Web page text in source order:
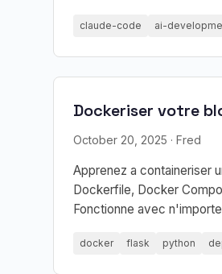
claude-code ai-
Dockeriser votre
October 20, 2025 · Fred
Apprenez a containeriser
Dockerfile, Docker
Fonctionne avec
docker flask python